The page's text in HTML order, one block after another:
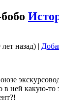
лет назад) |
в ней какую-